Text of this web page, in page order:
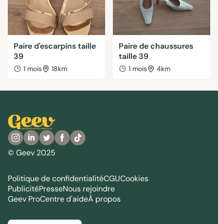
Paire d'escarpins taille
39
1 mois 18km
Paire de chaussures
taille 39
1 mois 4km
© Geev 2025
Politique de confidentialitéCGUCookies
PublicitéPresseNous rejoindre
Geev ProCentre d'aideÀ propos